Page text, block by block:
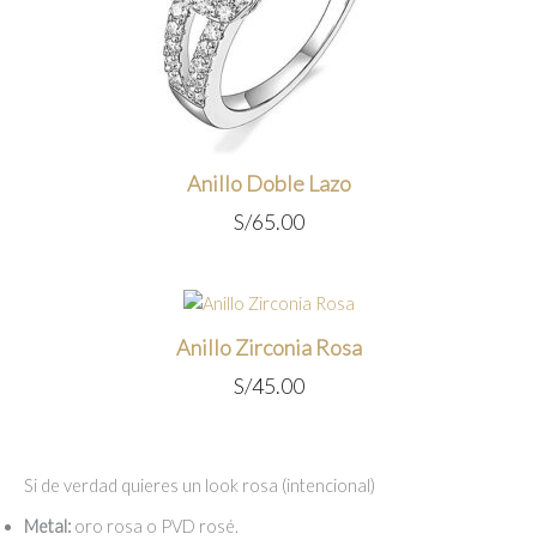
Anillo Doble Lazo
S/65.00
Anillo Zirconia Rosa
S/45.00
Si de verdad quieres un look rosa (intencional)
Metal: oro rosa o PVD rosé.